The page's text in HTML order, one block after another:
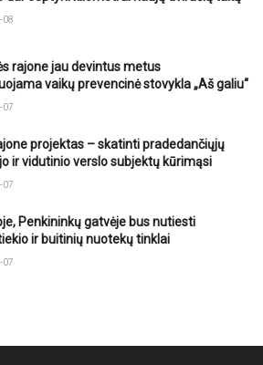
08
rajone jau devintus metus
vaikų prevencinė stovykla „Aš galiu“
07
projektas – skatinti pradedančiųjų
ir vidutinio verslo subjektų kūrimąsi
07
Penkininkų gatvėje bus nutiesti
ir buitinių nuotekų tinklai
07